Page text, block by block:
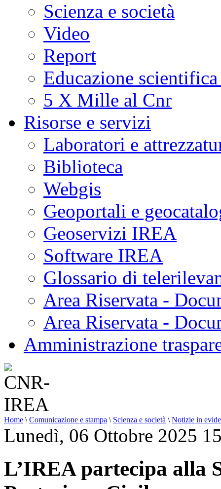
Scienza e società
Video
Report
Educazione
5 X Mille al Cnr
Risorse e servizi
Laboratori e
Biblioteca
Webgis
Geoportali e
Geoservizi IREA
Software IREA
Glossario di
Area Riservata -
Area Riservata -
Amministrazione
Home \ Comunicazione e stampa \ Scienza e società \ Notizie in
Lunedì, 06 Ottobre 2025
L’IREA partecipa alla